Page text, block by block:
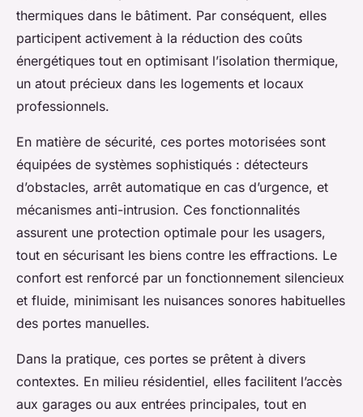
thermiques dans le bâtiment. Par conséquent, elles
participent activement à la réduction des coûts
énergétiques tout en optimisant l’isolation thermique,
un atout précieux dans les logements et locaux
professionnels.
En matière de sécurité, ces portes motorisées sont
équipées de systèmes sophistiqués : détecteurs
d’obstacles, arrêt automatique en cas d’urgence, et
mécanismes anti-intrusion. Ces fonctionnalités
assurent une protection optimale pour les usagers,
tout en sécurisant les biens contre les effractions. Le
confort est renforcé par un fonctionnement silencieux
et fluide, minimisant les nuisances sonores habituelles
des portes manuelles.
Dans la pratique, ces portes se prêtent à divers
contextes. En milieu résidentiel, elles facilitent l’accès
aux garages ou aux entrées principales, tout en